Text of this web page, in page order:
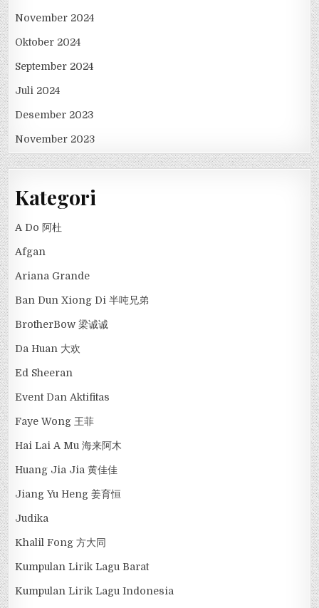
November 2024
Oktober 2024
September 2024
Juli 2024
Desember 2023
November 2023
Kategori
A Do 阿杜
Afgan
Ariana Grande
Ban Dun Xiong Di 半吨兄弟
BrotherBow 梁诚诚
Da Huan 大欢
Ed Sheeran
Event Dan Aktifitas
Faye Wong 王菲
Hai Lai A Mu 海来阿木
Huang Jia Jia 黄佳佳
Jiang Yu Heng 姜育恒
Judika
Khalil Fong 方大同
Kumpulan Lirik Lagu Barat
Kumpulan Lirik Lagu Indonesia